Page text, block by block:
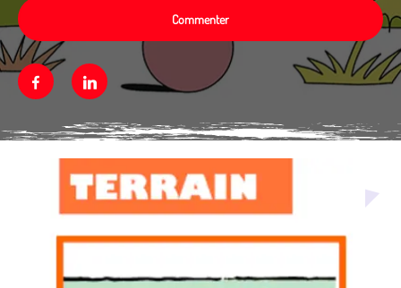
Commenter
FacebookLinkedin
Média secondaire